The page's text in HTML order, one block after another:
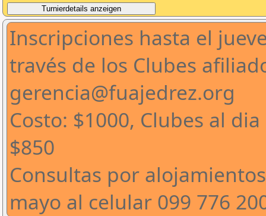
Inscripciones hasta el
través de los Clubes
gerencia@fuajedrez.org
Costo: $1000, Clubes al
$850
Consultas por
mayo al celular 099 776